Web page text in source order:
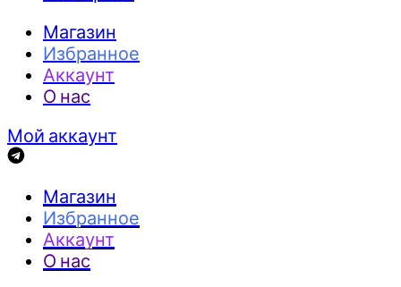
Магазин
Избранное
Аккаунт
О нас
Мой аккаунт
Магазин
Избранное
Аккаунт
О нас